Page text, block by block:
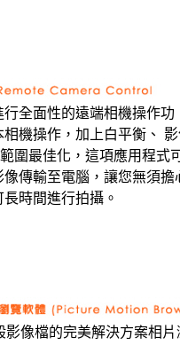
行全面性的遠端相機操作功
機操作，加上白平衡、
圍最佳化，這項應用程式
傳輸至電腦，讓您無須擔
時間進行拍攝。
影像檔的完美解決方案相片